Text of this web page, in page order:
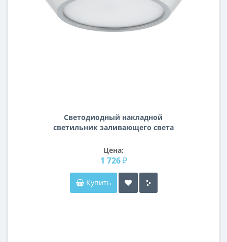
Светодиодный накладной
светильник заливающего света
Цена:
1 726 ₽
Купить